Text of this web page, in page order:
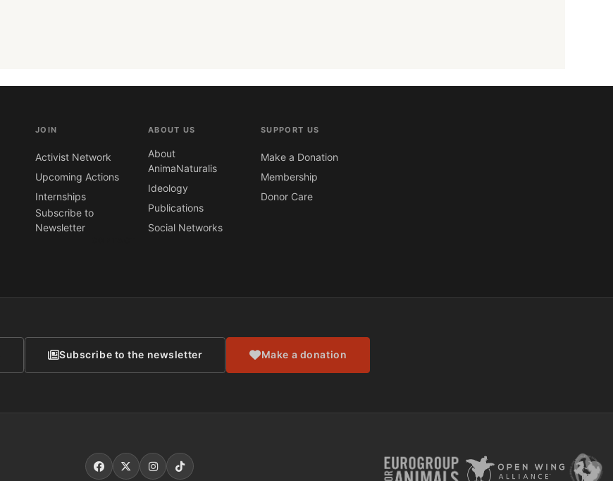
JOIN
Activist Network
Upcoming Actions
Internships
Subscribe to
Newsletter
ABOUT US
About
AnimaNaturalis
Ideology
Publications
Social Networks
SUPPORT US
Make a Donation
Membership
Donor Care
Subscribe to the newsletter Make a donation